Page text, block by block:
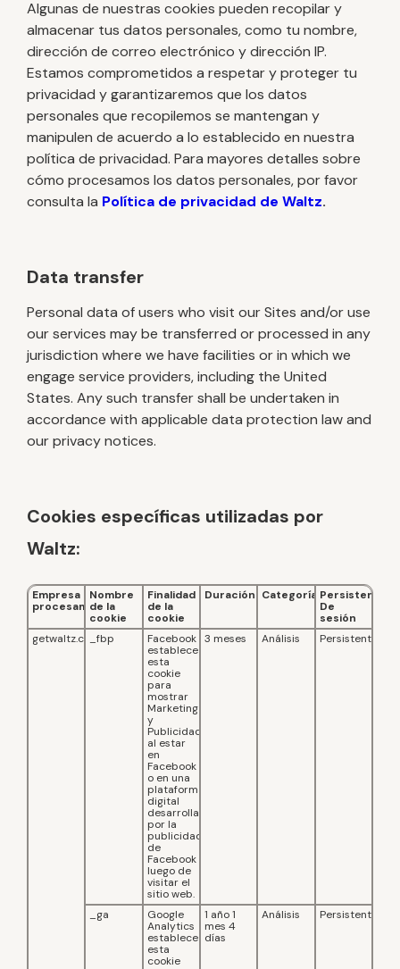
Algunas de nuestras cookies pueden recopilar y
almacenar tus datos personales, como tu nombre,
dirección de correo electrónico y dirección IP.
Estamos comprometidos a respetar y proteger tu
privacidad y garantizaremos que los datos
personales que recopilemos se mantengan y
manipulen de acuerdo a lo establecido en nuestra
política de privacidad. Para mayores detalles sobre
cómo procesamos los datos personales, por favor
consulta la Política de privacidad de Waltz.
Data transfer
Personal data of users who visit our Sites and/or use
our services may be transferred or processed in any
jurisdiction where we have facilities or in which we
engage service providers, including the United
States. Any such transfer shall be undertaken in
accordance with applicable data protection law and
our privacy notices.
Cookies específicas utilizadas por
Waltz:
Empresa de
procesamiento
Nombre
de la
cookie
Finalidad
de la
cookie
Duración Categoría Persistente/
De
sesión
getwaltz.com_fbp
Facebook
establece
esta
cookie
para
mostrar
Marketing
y
Publicidad
al estar
en
Facebook
o en una
plataforma
digital
desarrollada
por la
publicidad
de
Facebook
luego de
visitar el
sitio web.
3 meses Análisis Persistente
_ga
Google
Analytics
establece
esta
cookie
1 año 1
mes 4
días
Análisis Persistente